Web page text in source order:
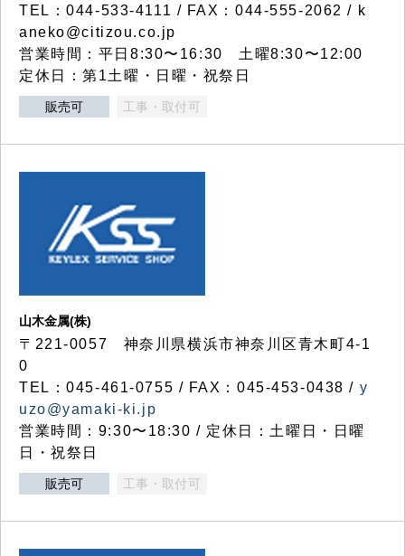
TEL：044-533-4111 / FAX：044-555-2062 / k
aneko@citizou.co.jp
営業時間：平日8:30〜16:30 土曜8:30〜12:00
定休日：第1土曜・日曜・祝祭日
販売可 工事・取付可
山木金属(株)
〒221-0057 神奈川県横浜市神奈川区青木町4-1
0
TEL：045-461-0755 / FAX：045-453-0438 / y
uzo@yamaki-ki.jp
営業時間：9:30〜18:30 / 定休日：土曜日・日曜
日・祝祭日
販売可 工事・取付可